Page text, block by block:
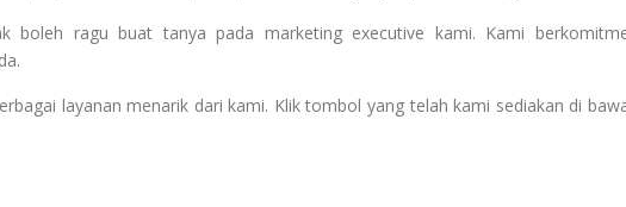
boleh ragu buat tanya pada marketing executive kami. Kami
layanan menarik dari kami. Klik tombol yang telah kami sediakan di